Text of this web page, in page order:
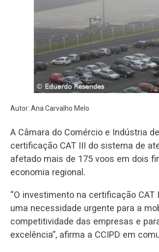
Autor: Ana Carvalho Melo
A Câmara do Comércio e Indústria
certificação CAT III do sistema de
afetado mais de 175 voos em dois
economia regional.
“O investimento na certificação
uma necessidade urgente para a
competitividade das empresas e
excelência”, afirma a CCIPD em